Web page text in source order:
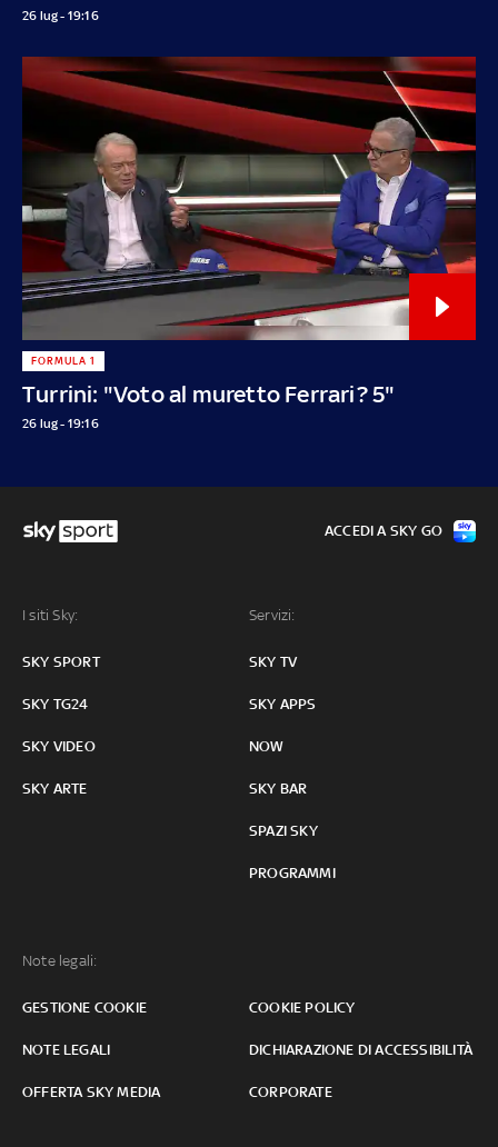
26 lug - 19:16
Turrini: "Voto al muretto Ferrari? 5"
FORMULA 1
26 lug - 19:16
I siti Sky:
SKY SPORT
SKY TG24
SKY VIDEO
SKY ARTE
Servizi:
SKY TV
SKY APPS
NOW
SKY BAR
SPAZI SKY
PROGRAMMI
Note legali:
GESTIONE COOKIE COOKIE POLICY
NOTE LEGALI DICHIARAZIONE DI ACCESSIBILITÀ
OFFERTA SKY MEDIA CORPORATE
ACCEDI A SKY GO